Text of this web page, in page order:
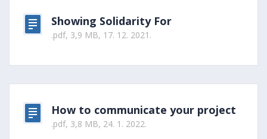
Showing Solidarity For
.pdf, 3,9 MB, 17. 12. 2021.
How to communicate your project
.pdf, 3,8 MB, 24. 1. 2022.